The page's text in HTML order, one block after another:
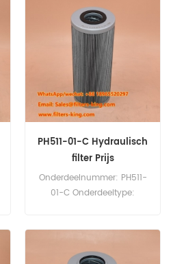
Minimale bestelhoeveelheid
(MOQ): 60 stuks
PH511-01-C Hydraulisch
filter Prijs
Onderdeelnummer: PH511-
01-C Onderdeeltype:
Minimale bestelhoeveelheid